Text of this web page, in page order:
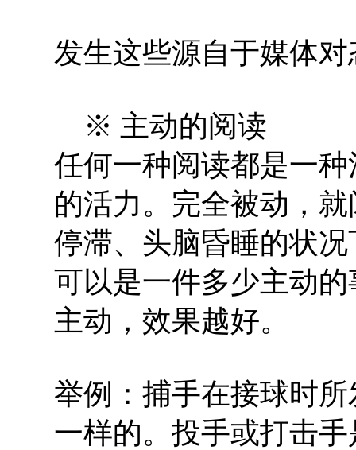
发生这些源自于媒体
※ 主动的阅读
任何一种阅读都是一
的活力。完全被动，
停滞、头脑昏睡的状
可以是一件多少主动
主动，效果越好。
举例：捕手在接球时
一样的。投手或打击